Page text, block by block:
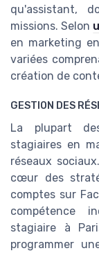
qu'assistant,
missions. Selon
en marketing
variées
création de
GESTION DES
La plupart
stagiaires en
réseaux
cœur des
comptes sur
compétence
stagiaire à
programmer